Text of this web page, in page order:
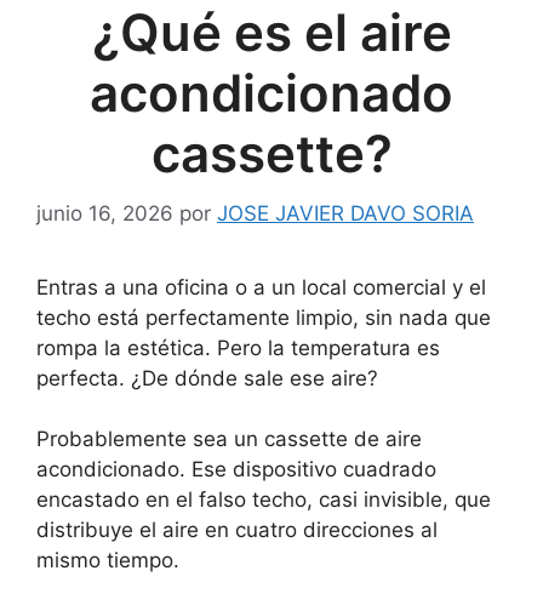
¿Qué es el aire
acondicionado
cassette?
junio 16, 2026 por JOSE JAVIER DAVO SORIA
Entras a una oficina o a un local comercial y el
techo está perfectamente limpio, sin nada que
rompa la estética. Pero la temperatura es
perfecta. ¿De dónde sale ese aire?
Probablemente sea un cassette de aire
acondicionado. Ese dispositivo cuadrado
encastado en el falso techo, casi invisible, que
distribuye el aire en cuatro direcciones al
mismo tiempo.